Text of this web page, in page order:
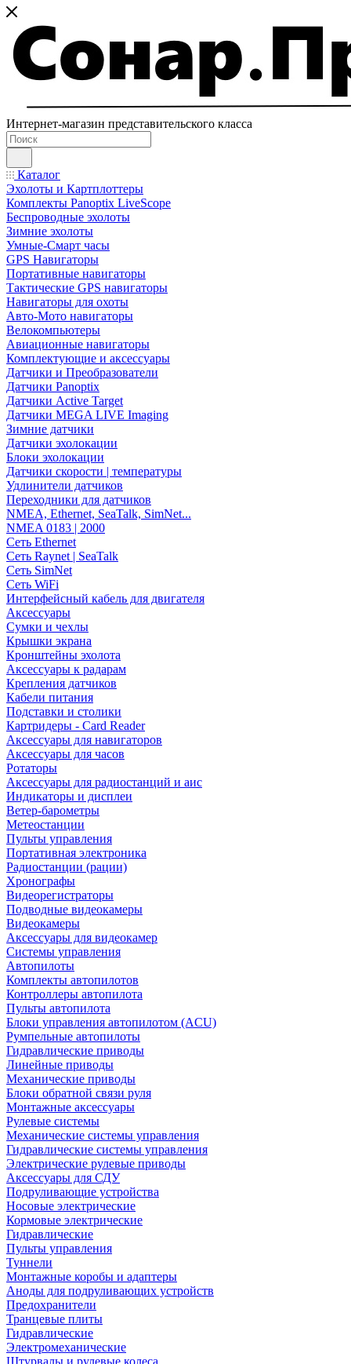
Интернет-магазин представительского класса
Каталог
Эхолоты и Картплоттеры
Комплекты Panoptix LiveScope
Беспроводные эхолоты
Зимние эхолоты
Умные-Смарт часы
GPS Навигаторы
Портативные навигаторы
Тактические GPS навигаторы
Навигаторы для охоты
Авто-Мото навигаторы
Велокомпьютеры
Авиационные навигаторы
Комплектующие и аксессуары
Датчики и Преобразователи
Датчики Panoptix
Датчики Active Target
Датчики MEGA LIVE Imaging
Зимние датчики
Датчики эхолокации
Блоки эхолокации
Датчики скорости | температуры
Удлинители датчиков
Переходники для датчиков
NMEA, Ethernet, SeaTalk, SimNet...
NMEA 0183 | 2000
Сеть Ethernet
Сеть Raynet | SeaTalk
Сеть SimNet
Сеть WiFi
Интерфейсный кабель для двигателя
Аксессуары
Сумки и чехлы
Крышки экрана
Кронштейны эхолота
Аксессуары к радарам
Крепления датчиков
Кабели питания
Подставки и столики
Картридеры - Card Reader
Аксессуары для навигаторов
Аксессуары для часов
Ротаторы
Аксессуары для радиостанций и аис
Индикаторы и дисплеи
Ветер-барометры
Метеостанции
Пульты управления
Портативная электроника
Радиостанции (рации)
Хронографы
Видеорегистраторы
Подводные видеокамеры
Видеокамеры
Аксессуары для видеокамер
Системы управления
Автопилоты
Комплекты автопилотов
Контроллеры автопилота
Пульты автопилота
Блоки управления автопилотом (ACU)
Румпельные автопилоты
Гидравлические приводы
Линейные приводы
Механические приводы
Блоки обратной связи руля
Монтажные аксессуары
Рулевые системы
Механические системы управления
Гидравлические системы управления
Электрические рулевые приводы
Аксессуары для СДУ
Подруливающие устройства
Носовые электрические
Кормовые электрические
Гидравлические
Пульты управления
Туннели
Монтажные коробы и адаптеры
Аноды для подруливающих устройств
Предохранители
Транцевые плиты
Гидравлические
Электромеханические
Штурвалы и рулевые колеса